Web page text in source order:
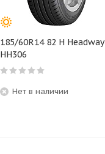
185/60R14 82 H Headway
HH306
Нет в наличии